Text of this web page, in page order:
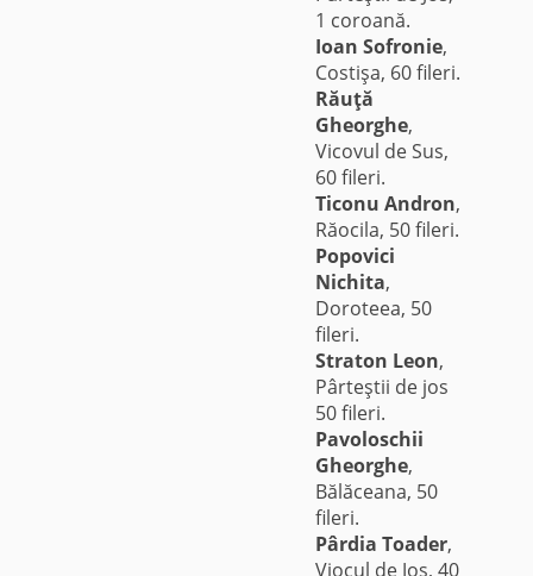
1 coroană.
Ioan Sofronie,
Costişa, 60 fileri.
Răuţă
Gheorghe,
Vicovul de Sus,
60 fileri.
Ticonu Andron,
Răocila, 50 fileri.
Popovici
Nichita,
Doroteea, 50
fileri.
Straton Leon,
Pârteştii de jos
50 fileri.
Pavoloschii
Gheorghe,
Bălăceana, 50
fileri.
Pârdia Toader,
Viocul de Jos, 40